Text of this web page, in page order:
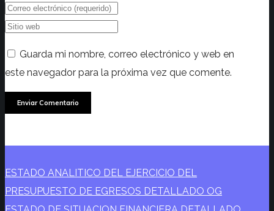
Guarda mi nombre, correo electrónico y web en
este navegador para la próxima vez que comente.
ESTADO ANALITICO DEL EJERCICIO DEL
PRESUPUESTO DE EGRESOS DETALLADO OG